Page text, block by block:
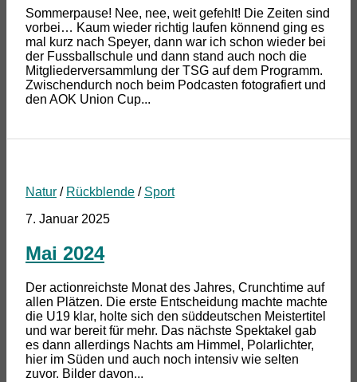
Sommerpause! Nee, nee, weit gefehlt! Die Zeiten sind
vorbei… Kaum wieder richtig laufen könnend ging es
mal kurz nach Speyer, dann war ich schon wieder bei
der Fussballschule und dann stand auch noch die
Mitgliederversammlung der TSG auf dem Programm.
Zwischendurch noch beim Podcasten fotografiert und
den AOK Union Cup...
Natur / Rückblende / Sport
7. Januar 2025
Mai 2024
Der actionreichste Monat des Jahres, Crunchtime auf
allen Plätzen. Die erste Entscheidung machte machte
die U19 klar, holte sich den süddeutschen Meistertitel
und war bereit für mehr. Das nächste Spektakel gab
es dann allerdings Nachts am Himmel, Polarlichter,
hier im Süden und auch noch intensiv wie selten
zuvor. Bilder davon...